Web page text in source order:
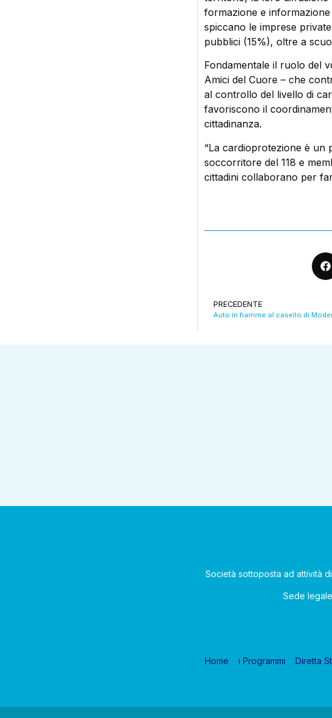
formazione e
spiccano le imprese
pubblici (15%), oltre a
Fondamentale il ruolo del
Amici del Cuore – che
al controllo del livello di
favoriscono il
cittadinanza.
“La cardioprotezione è un
soccorritore del 118 e
cittadini collaborano per
PRECEDENTE
Società sottoposta ad attività
Sede
Home i Programmi Diretta